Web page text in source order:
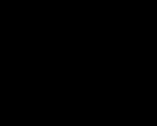
ожидания. Рекомендую всем!